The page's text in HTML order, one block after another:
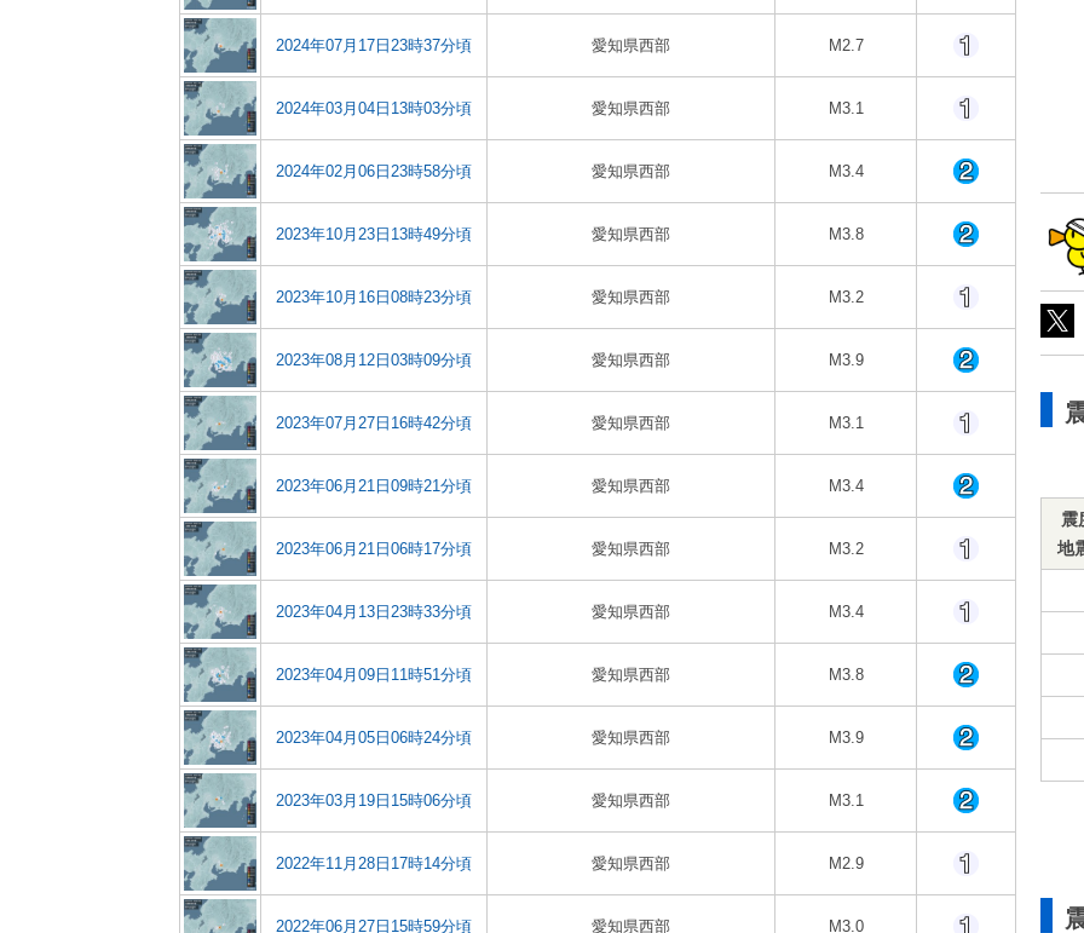
2024年07月17日23時37分頃 愛知県西部 M2.7
2024年03月04日13時03分頃 愛知県西部 M3.1
2024年02月06日23時58分頃 愛知県西部 M3.4
2023年10月23日13時49分頃 愛知県西部 M3.8
2023年10月16日08時23分頃 愛知県西部 M3.2
2023年08月12日03時09分頃 愛知県西部 M3.9
2023年07月27日16時42分頃 愛知県西部 M3.1
2023年06月21日09時21分頃 愛知県西部 M3.4
2023年06月21日06時17分頃 愛知県西部 M3.2
2023年04月13日23時33分頃 愛知県西部 M3.4
2023年04月09日11時51分頃 愛知県西部 M3.8
2023年04月05日06時24分頃 愛知県西部 M3.9
2023年03月19日15時06分頃 愛知県西部 M3.1
2022年11月28日17時14分頃 愛知県西部 M2.9
2022年06月27日15時59分頃 愛知県西部 M3.0
震
地